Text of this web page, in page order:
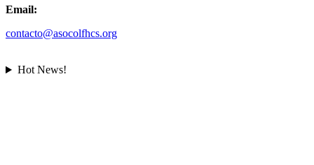
Email:
contacto@asocolfhcs.org
Hot News!